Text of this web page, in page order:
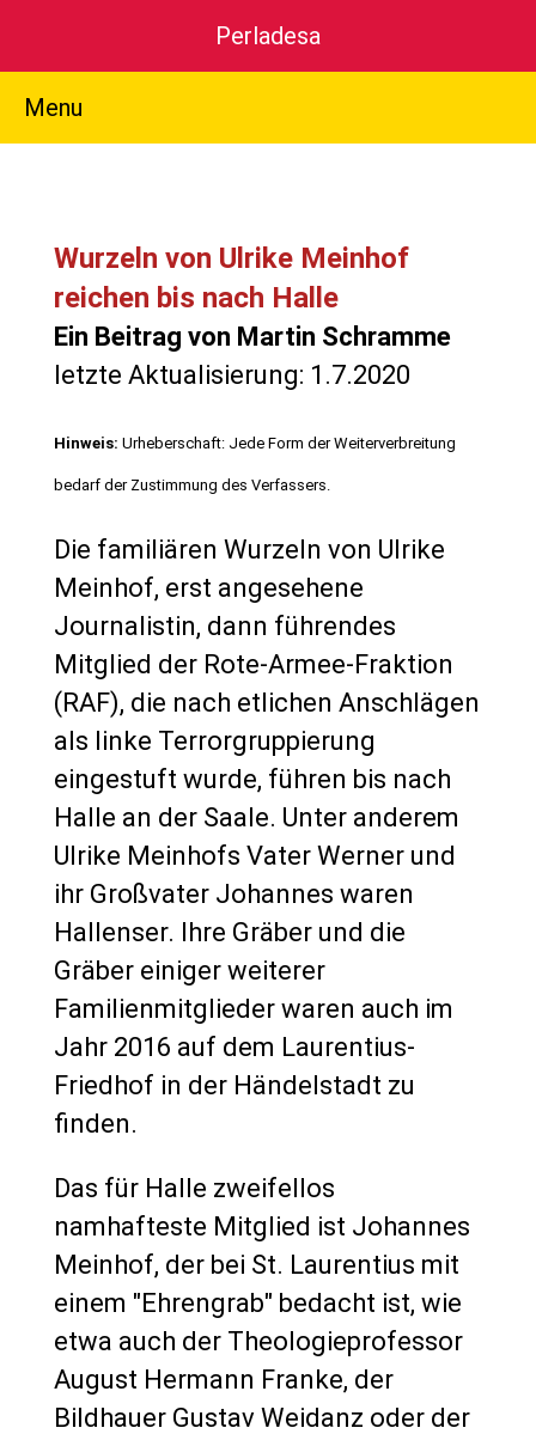
Perladesa
Menu
Wurzeln von Ulrike Meinhof
reichen bis nach Halle
Ein Beitrag von Martin Schramme
letzte Aktualisierung: 1.7.2020
Hinweis: Urheberschaft: Jede Form der Weiterverbreitung
bedarf der Zustimmung des Verfassers.
Die familiären Wurzeln von Ulrike
Meinhof, erst angesehene
Journalistin, dann führendes
Mitglied der Rote-Armee-Fraktion
(RAF), die nach etlichen Anschlägen
als linke Terrorgruppierung
eingestuft wurde, führen bis nach
Halle an der Saale. Unter anderem
Ulrike Meinhofs Vater Werner und
ihr Großvater Johannes waren
Hallenser. Ihre Gräber und die
Gräber einiger weiterer
Familienmitglieder waren auch im
Jahr 2016 auf dem Laurentius-
Friedhof in der Händelstadt zu
finden.
Das für Halle zweifellos
namhafteste Mitglied ist Johannes
Meinhof, der bei St. Laurentius mit
einem "Ehrengrab" bedacht ist, wie
etwa auch der Theologieprofessor
August Hermann Franke, der
Bildhauer Gustav Weidanz oder der